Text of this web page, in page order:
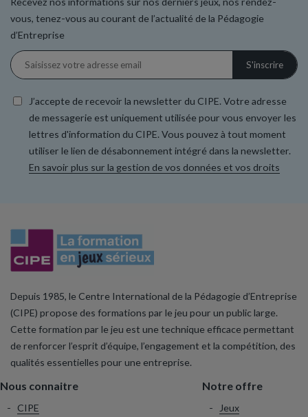
vous, tenez-vous au courant de l’actualité de la Pédagogie
d’Entreprise
J’accepte de recevoir la newsletter du CIPE. Votre adresse
de messagerie est uniquement utilisée pour vous envoyer les
lettres d'information du CIPE. Vous pouvez à tout moment
utiliser le lien de désabonnement intégré dans la newsletter.
En savoir plus sur la gestion de vos données et vos droits
Depuis 1985, le Centre International de la Pédagogie d’Entreprise
(CIPE) propose des formations par le jeu pour un public large.
Cette formation par le jeu est une technique efficace permettant
de renforcer l’esprit d’équipe, l’engagement et la compétition, des
qualités essentielles pour une entreprise.
Nous connaitre
CIPE
Notre offre
Jeux